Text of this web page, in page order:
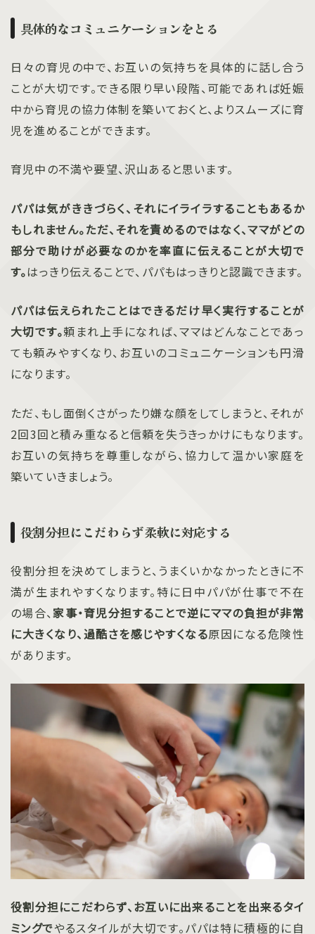
具体的なコミュニケーションをとる
日々の育児の中で、お互いの気持ちを具体的に話し合う
ことが大切です。できる限り早い段階、可能であれば妊娠
中から育児の協力体制を築いておくと、よりスムーズに育
児を進めることができます。
育児中の不満や要望、沢山あると思います。
パパは気がききづらく、それにイライラすることもあるか
もしれません。ただ、それを責めるのではなく、ママがどの
部分で助けが必要なのかを率直に伝えることが大切で
す。はっきり伝えることで、パパもはっきりと認識できます。
パパは伝えられたことはできるだけ早く実行することが
大切です。頼まれ上手になれば、ママはどんなことであっ
ても頼みやすくなり、お互いのコミュニケーションも円滑
になります。
ただ、もし面倒くさがったり嫌な顔をしてしまうと、それが
2回3回と積み重なると信頼を失うきっかけにもなります。
お互いの気持ちを尊重しながら、協力して温かい家庭を
築いていきましょう。
役割分担にこだわらず柔軟に対応する
役割分担を決めてしまうと、うまくいかなかったときに不
満が生まれやすくなります。特に日中パパが仕事で不在
の場合、家事・育児分担することで逆にママの負担が非常
に大きくなり、過酷さを感じやすくなる原因になる危険性
があります。
役割分担にこだわらず、お互いに出来ることを出来るタイ
ミングでやるスタイルが大切です。パパは特に積極的に自